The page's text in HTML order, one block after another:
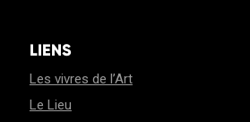
LIENS
Les vivres de l’Art
Le Lieu